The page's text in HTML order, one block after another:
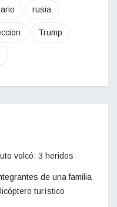
rusia
Trump
volcó: 3 heridos
de una familia
turístico